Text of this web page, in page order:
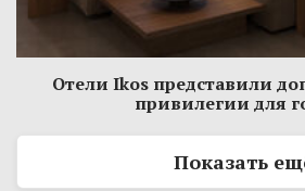
Отели Ikos представили
привилегии для
Показать